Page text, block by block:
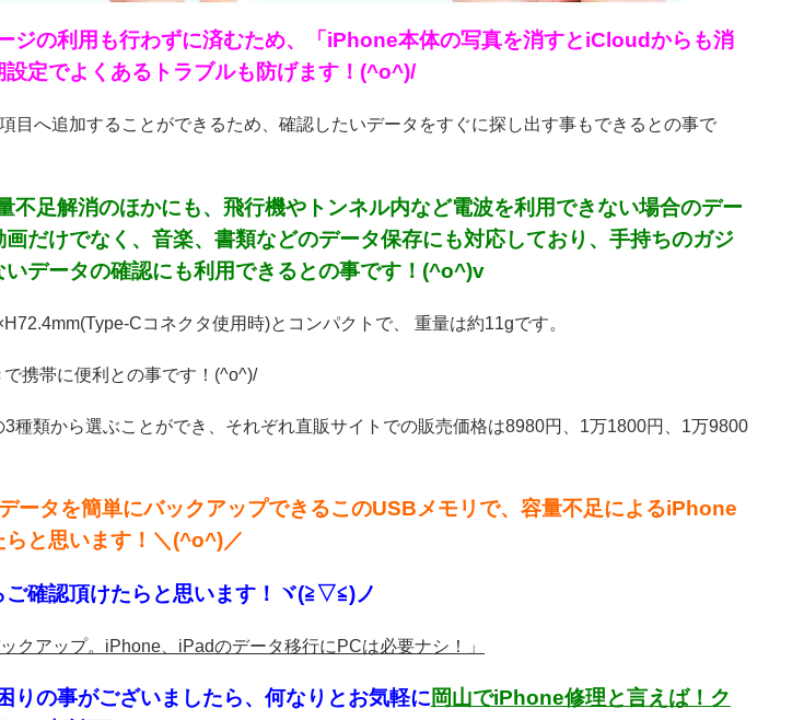
ジの利用も行わずに済むため、「iPhone本体の写真を消すとiCloudからも消
設定でよくあるトラブルも防げます！(^o^)/
目へ追加することができるため、確認したいデータをすぐに探し出す事もできるとの事で
不足解消のほかにも、飛行機やトンネル内など電波を利用できない場合のデー
だけでなく、音楽、書類などのデータ保存にも対応しており、手持ちのガジ
いデータの確認にも利用できるとの事です！(^o^)v
Cコネクタ使用時)とコンパクトで、 重量は約11gです。
携帯に便利との事です！(^o^)/
種類から選ぶことができ、それぞれ直販サイトでの販売価格は8980円、1万1800円、1万9800
ータを簡単にバックアップできるこのUSBメモリで、容量不足によるiPhone
と思います！＼(^o^)／
確認頂けたらと思います！ヾ(≧▽≦)ノ
クアップ。iPhone、iPadのデータ移行にPCは必要ナシ！」
りの事がございましたら、何なりとお気軽に岡山でiPhone修理と言えば！ク